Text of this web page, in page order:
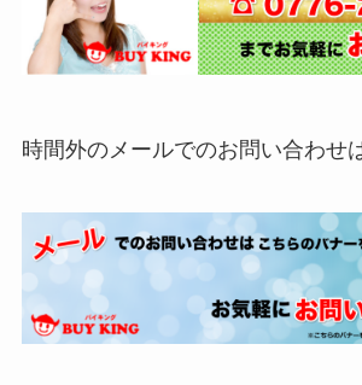
時間外のメールでのお問い合わせ